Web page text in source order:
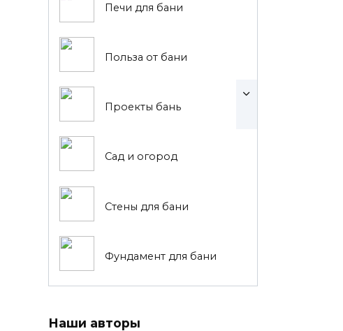
Печи для бани
Польза от бани
Проекты бань
Сад и огород
Стены для бани
Фундамент для бани
Наши авторы